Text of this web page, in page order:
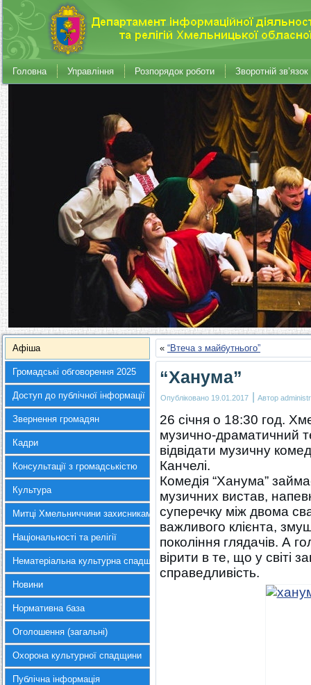
Головна Управління Розпорядок роботи Зворотній зв’язок
Афіша
Громадські обговорення 2025
Доступ до публічної інформації
Звернення громадян
Кадри
Консультації з громадськістю
Культура
Митці Хмельниччини захисникам України
Національності та релігії
Нематеріальна культурна спадщина
Новини
Нормативна база
Оголошення (загальні)
Охорона культурної спадщини
Публічна інформація
« “Втеча з майбутнього”
“Ханума”
Опубліковано 19.01.2017 | Автор
26 січня о 18:30 год.
музично-драматичний
відвідати музичну
Канчелі.
Комедія “Ханума”
музичних вистав,
суперечку між двома
важливого клієнта,
покоління глядачів. А
вірити в те, що у світі
справедливість.